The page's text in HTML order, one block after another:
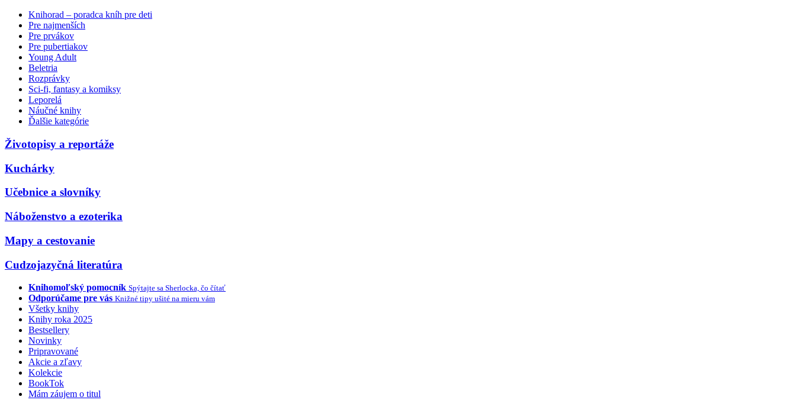
Knihorad – poradca kníh pre deti
Pre najmenších
Pre prvákov
Pre pubertiakov
Young Adult
Beletria
Rozprávky
Sci-fi, fantasy a komiksy
Leporelá
Náučné knihy
Ďalšie kategórie
Životopisy a reportáže
Kuchárky
Učebnice a slovníky
Náboženstvo a ezoterika
Mapy a cestovanie
Cudzojazyčná literatúra
Knihomoľský pomocník Spýtajte sa Sherlocka, čo čítať
Odporúčame pre vás Knižné tipy ušité na mieru vám
Všetky knihy
Knihy roka 2025
Bestsellery
Novinky
Pripravované
Akcie a zľavy
Kolekcie
BookTok
Mám záujem o titul